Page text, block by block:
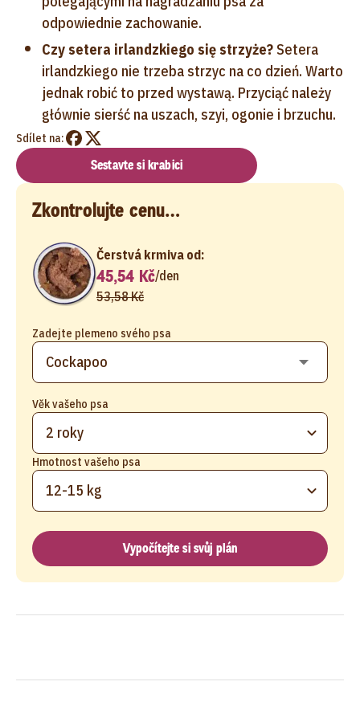
odpowiednie zachowanie.
Czy setera irlandzkiego się strzyże? Setera
irlandzkiego nie trzeba strzyc na co dzień. Warto
jednak robić to przed wystawą. Przyciąć należy
głównie sierść na uszach, szyi, ogonie i brzuchu.
Sdílet na:
Sestavte si krabici
Zkontrolujte cenu…
Zadejte plemeno svého psa
Věk vašeho psa
2 roky
Hmotnost vašeho psa
12-15 kg
Čerstvá krmiva od:
45,54 Kč/den
53,58 Kč
Vypočítejte si svůj plán